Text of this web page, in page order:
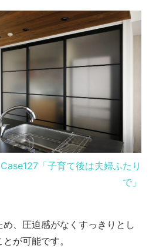
「子育て後は夫婦ふたり
で」
、圧迫感がなくすっきりとし
が可能です。